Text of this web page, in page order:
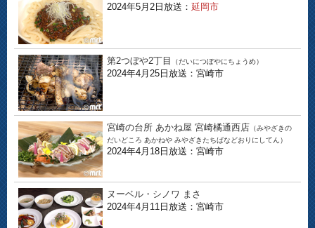
2024年5月2日放送： 延岡市
第2つぼや2丁目 （だいにつぼやにちょうめ）
2024年4月25日放送：宮崎市
宮崎の台所 あかね屋 宮崎橘通西店 （みやざきの
だいどころ あかねや みやざきたちばなどおりにしてん）
2024年4月18日放送：宮崎市
ヌーベル・シノワ まさ
2024年4月11日放送：宮崎市